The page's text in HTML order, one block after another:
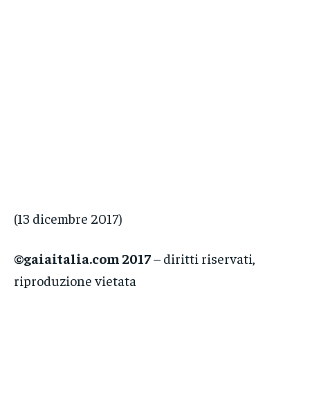
(13 dicembre 2017)
©gaiaitalia.com 2017– diritti riservati,
riproduzione vietata